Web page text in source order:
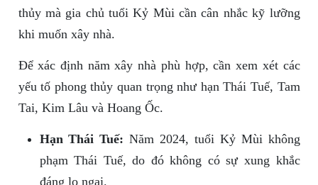
thủy mà gia chủ tuổi Kỷ Mùi cần cân nhắc kỹ lưỡng
khi muốn xây nhà.
Để xác định năm xây nhà phù hợp, cần xem xét các
yếu tố phong thủy quan trọng như hạn Thái Tuế, Tam
Tai, Kim Lâu và Hoang Ốc.
Hạn Thái Tuế: Năm 2024, tuổi Kỷ Mùi không
phạm Thái Tuế, do đó không có sự xung khắc
đáng lo ngại.